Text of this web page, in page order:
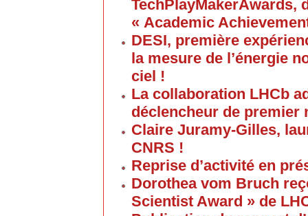
TechPlayMakerAwards,
« Academic
DESI, première
la mesure de l’énergie
ciel !
La collaboration LHCb
déclencheur de premier
Claire Juramy-Gilles,
CNRS !
Reprise d’activité en
Dorothea vom Bruch
Scientist Award » de